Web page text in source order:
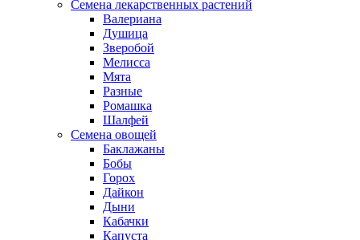
Семена лекарственных растений
Валериана
Душица
Зверобой
Мелисса
Мята
Разные
Ромашка
Шалфей
Семена овощей
Баклажаны
Бобы
Горох
Дайкон
Дыни
Кабачки
Капуста